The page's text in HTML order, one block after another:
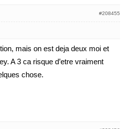
#208455
mais on est deja deux moi et
A 3 ca risque d’etre vraiment
chose.